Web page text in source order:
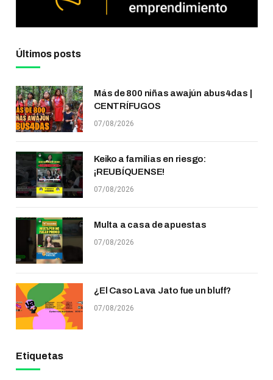
Últimos posts
Más de 800 niñas awajún abus4das |
CENTRÍFUGOS
07/08/2026
Keiko a familias en riesgo:
¡REUBÍQUENSE!
07/08/2026
Multa a casa de apuestas
07/08/2026
¿El Caso Lava Jato fue un bluff?
07/08/2026
Etiquetas